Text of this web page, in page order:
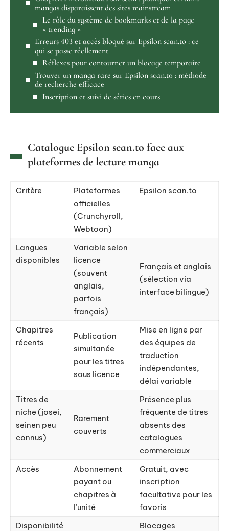
mangas disparaissent des sites mainstream
Le rôle du système de bookmarks et de la page
« trending »
Erreurs 403 et accès bloqué sur Epsilon scan.to : ce
qui se passe réellement
Réflexes pour contourner un blocage temporaire
Trouver un manga rare sur Epsilon scan.to : méthode
de recherche efficace
Inscription et suivi de séries en cours
Catalogue Epsilon scan.to face aux
plateformes de lecture manga
Critère
Plateformes
officielles
(Crunchyroll,
Webtoon)
Epsilon scan.to
Langues
disponibles
Variable selon
licence
(souvent
anglais,
parfois
français)
Français et anglais
(sélection via
interface bilingue)
Chapitres
récents
Publication
simultanée
pour les titres
sous licence
Mise en ligne par
des équipes de
traduction
indépendantes,
délai variable
Titres de
niche (josei,
seinen peu
connus)
Rarement
couverts
Présence plus
fréquente de titres
absents des
catalogues
commerciaux
Accès
Abonnement
payant ou
chapitres à
l’unité
Gratuit, avec
inscription
facultative pour les
favoris
Disponibilité
Blocages